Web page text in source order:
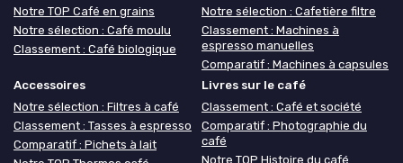
Notre TOP Café en grains
Notre sélection : Café moulu
Classement : Café biologique
Notre sélection : Cafetière filtre
Classement : Machines à
espresso manuelles
Comparatif : Machines à capsules
Accessoires
Notre sélection : Filtres à café
Classement : Tasses à espresso
Comparatif : Pichets à lait
Livres sur le café
Classement : Café et société
Comparatif : Photographie du
café
Notre TOP Histoire du café